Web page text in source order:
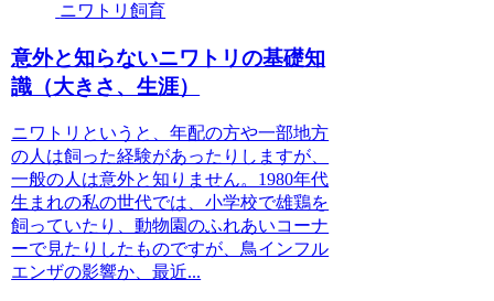
ニワトリ飼育
意外と知らないニワトリの基礎知
識（大きさ、生涯）
ニワトリというと、年配の方や一部地方
の人は飼った経験があったりしますが、
一般の人は意外と知りません。1980年代
生まれの私の世代では、小学校で雄鶏を
飼っていたり、動物園のふれあいコーナ
ーで見たりしたものですが、鳥インフル
エンザの影響か、最近...